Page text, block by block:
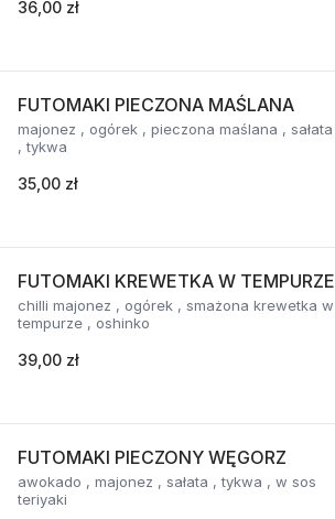
36,00 zł
FUTOMAKI PIECZONA MAŚLANA
majonez , ogórek , pieczona maślana , sałata
, tykwa
35,00 zł
FUTOMAKI KREWETKA W TEMPURZE
chilli majonez , ogórek , smażona krewetka w
tempurze , oshinko
39,00 zł
FUTOMAKI PIECZONY WĘGORZ
awokado , majonez , sałata , tykwa , w sos
teriyaki